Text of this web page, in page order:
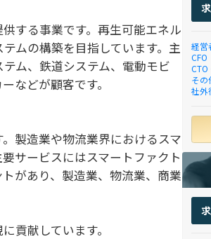
する事業です。再生可能エネル
ムの構築を目指しています。主
ム、鉄道システム、電動モビ
などが顧客です。
製造業や物流業界におけるスマ
サービスにはスマートファクト
があり、製造業、物流業、商業
貢献しています。
経営
CFO
CTO
その
社外